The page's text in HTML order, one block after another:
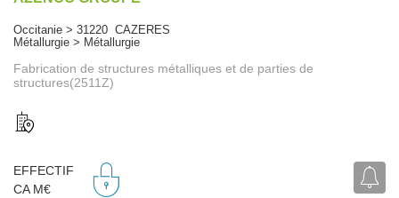
Occitanie > 31220 CAZERES
Métallurgie > Métallurgie
Fabrication de structures métalliques et de parties de
structures(2511Z)
EFFECTIF
CA M€